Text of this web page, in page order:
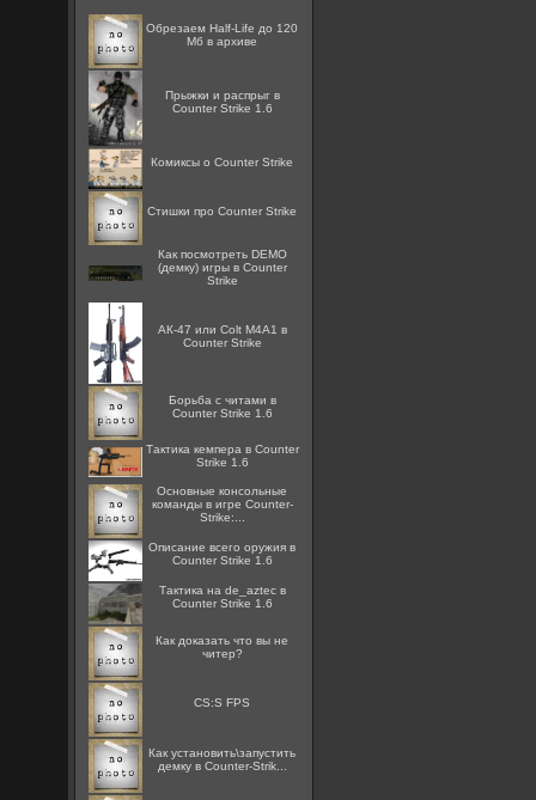
Обрезаем Half-Life до 120
Мб в архиве
Прыжки и распрыг в
Counter Strike 1.6
Комиксы о Counter Strike
Стишки про Counter Strike
Как посмотреть DEMO
(демку) игры в Counter
Strike
АК-47 или Colt M4A1 в
Counter Strike
Борьба с читами в
Counter Strike 1.6
Тактика кемпера в Counter
Strike 1.6
Основные консольные
команды в игре Counter-
Strike:...
Описание всего оружия в
Counter Strike 1.6
Тактика на de_aztec в
Counter Strike 1.6
Как доказать что вы не
читер?
CS:S FPS
Как установить\запустить
демку в Counter-Strik...